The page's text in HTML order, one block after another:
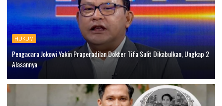
HUKUM
Pengacara Jokowi Yakin Praperadilan Dokter Tifa Sulit Dikabulkan, Ungkap 2
Alasannya